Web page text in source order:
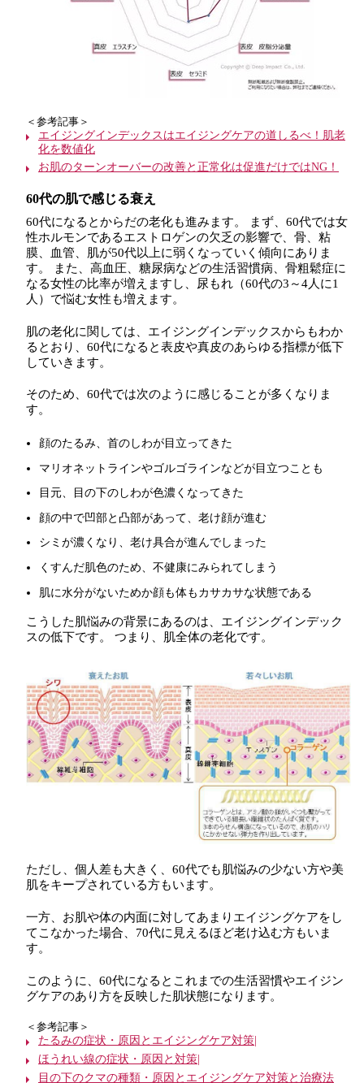
＜参考記事＞
エイジングインデックスはエイジングケアの道しるべ！肌老
化を数値化
お肌のターンオーバーの改善と正常化は促進だけではNG！
60代の肌で感じる衰え
60代になるとからだの老化も進みます。 まず、60代では女
性ホルモンであるエストロゲンの欠乏の影響で、骨、粘
膜、血管、肌が50代以上に弱くなっていく傾向にありま
す。 また、高血圧、糖尿病などの生活習慣病、骨粗鬆症に
なる女性の比率が増えますし、尿もれ（60代の3～4人に1
人）で悩む女性も増えます。
肌の老化に関しては、エイジングインデックスからもわか
るとおり、60代になると表皮や真皮のあらゆる指標が低下
していきます。
そのため、60代では次のように感じることが多くなりま
す。
顔のたるみ、首のしわが目立ってきた
マリオネットラインやゴルゴラインなどが目立つことも
目元、目の下のしわが色濃くなってきた
顔の中で凹部と凸部があって、老け顔が進む
シミが濃くなり、老け具合が進んでしまった
くすんだ肌色のため、不健康にみられてしまう
肌に水分がないためか顔も体もカサカサな状態である
こうした肌悩みの背景にあるのは、エイジングインデック
スの低下です。 つまり、肌全体の老化です。
ただし、個人差も大きく、60代でも肌悩みの少ない方や美
肌をキープされている方もいます。
一方、お肌や体の内面に対してあまりエイジングケアをし
てこなかった場合、70代に見えるほど老け込む方もいま
す。
このように、60代になるとこれまでの生活習慣やエイジン
グケアのあり方を反映した肌状態になります。
＜参考記事＞
たるみの症状・原因とエイジングケア対策|
ほうれい線の症状・原因と対策|
目の下のクマの種類・原因とエイジングケア対策と治療法